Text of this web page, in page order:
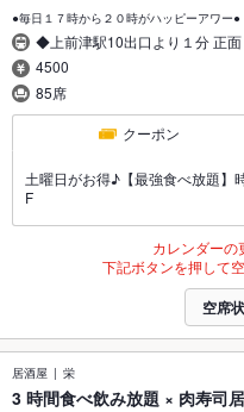
●毎日１７時から２０時がハッピーアワー●
◆上前津駅10出口より１分 正
4500
85席
クーポン
土曜日がお得♪【最強食べ放題】
F
カレンダーの
下記ボタンを押して
空席
居酒屋 栄
3 時間食べ飲み放題 × 肉寿